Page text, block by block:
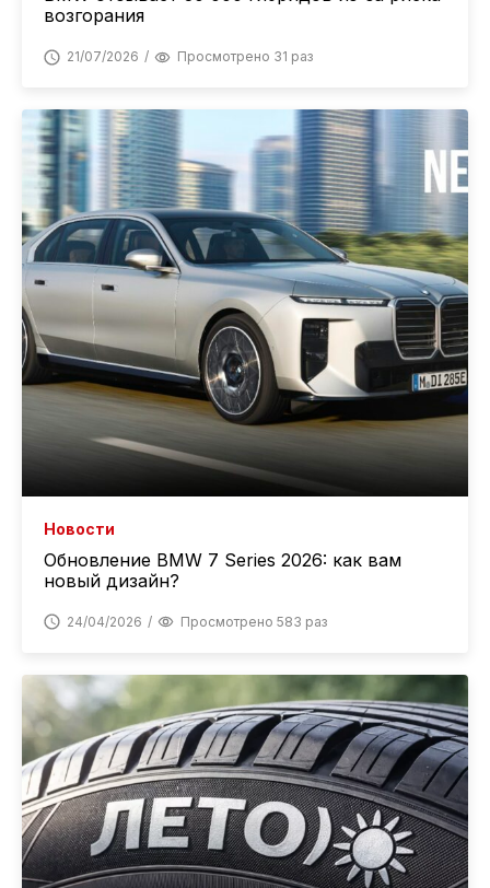
возгорания
21/07/2026 Просмотрено 31 раз
Новости
Обновление BMW 7 Series 2026: как вам
новый дизайн?
24/04/2026 Просмотрено 583 раз